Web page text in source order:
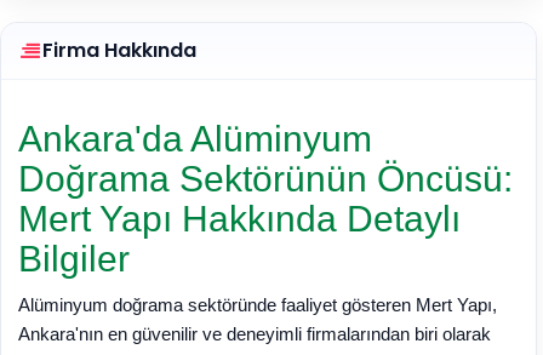
Firma Hakkında
Ankara'da Alüminyum
Doğrama Sektörünün Öncüsü:
Mert Yapı Hakkında Detaylı
Bilgiler
Alüminyum doğrama sektöründe faaliyet gösteren Mert Yapı,
Ankara'nın en güvenilir ve deneyimli firmalarından biri olarak